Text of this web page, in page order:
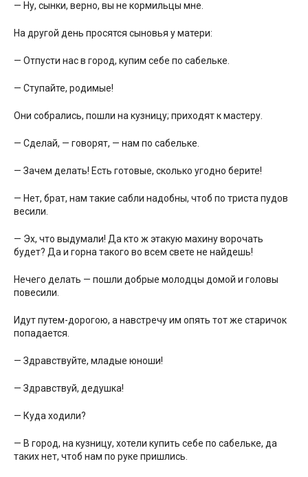
— Ну, сынки, верно, вы не кормильцы мне.
На другой день просятся сыновья у матери:
— Отпусти нас в город, купим себе по сабельке.
— Ступайте, родимые!
Они собрались, пошли на кузницу; приходят к мастеру.
— Сделай, — говорят, — нам по сабельке.
— Зачем делать! Есть готовые, сколько угодно берите!
— Нет, брат, нам такие сабли надобны, чтоб по триста пудов
весили.
— Эх, что выдумали! Да кто ж этакую махину ворочать
будет? Да и горна такого во всем свете не найдешь!
Нечего делать — пошли добрые молодцы домой и головы
повесили.
Идут путем-дорогою, а навстречу им опять тот же старичок
попадается.
— Здравствуйте, младые юноши!
— Здравствуй, дедушка!
— Куда ходили?
— В город, на кузницу, хотели купить себе по сабельке, да
таких нет, чтоб нам по руке пришлись.